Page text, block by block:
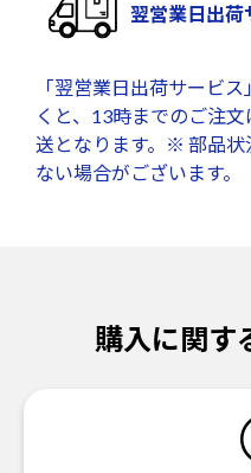
翌営業日出荷
「翌営業日出荷サービ
くと、13時までのご注
送となります。※ 部品状
ない場合がございます。
購入に関す